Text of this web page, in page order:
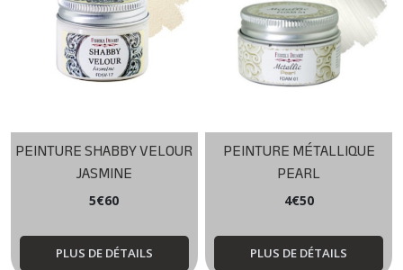
PEINTURE SHABBY VELOUR
JASMINE
5€60
PLUS DE DÉTAILS
PEINTURE MÉTALLIQUE
PEARL
4€50
PLUS DE DÉTAILS